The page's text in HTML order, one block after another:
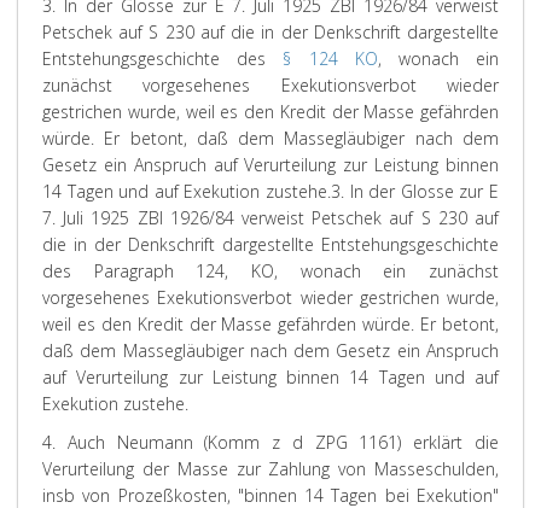
3. In der Glosse zur E 7. Juli 1925 ZBl 1926/84 verweist
Petschek auf S 230 auf die in der Denkschrift dargestellte
Entstehungsgeschichte des § 124 KO, wonach ein
zunächst vorgesehenes Exekutionsverbot wieder
gestrichen wurde, weil es den Kredit der Masse gefährden
würde. Er betont, daß dem Massegläubiger nach dem
Gesetz ein Anspruch auf Verurteilung zur Leistung binnen
14 Tagen und auf Exekution zustehe.3. In der Glosse zur E
7. Juli 1925 ZBl 1926/84 verweist Petschek auf S 230 auf
die in der Denkschrift dargestellte Entstehungsgeschichte
des Paragraph 124, KO, wonach ein zunächst
vorgesehenes Exekutionsverbot wieder gestrichen wurde,
weil es den Kredit der Masse gefährden würde. Er betont,
daß dem Massegläubiger nach dem Gesetz ein Anspruch
auf Verurteilung zur Leistung binnen 14 Tagen und auf
Exekution zustehe.
4. Auch Neumann (Komm z d ZPG 1161) erklärt die
Verurteilung der Masse zur Zahlung von Masseschulden,
insb von Prozeßkosten, "binnen 14 Tagen bei Exekution"